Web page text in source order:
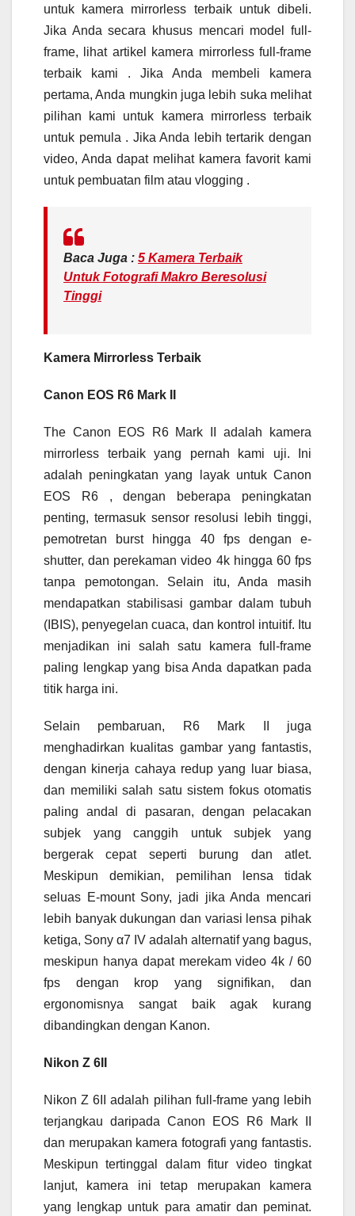
untuk kamera mirrorless terbaik untuk dibeli.
Jika Anda secara khusus mencari model full-
frame, lihat artikel kamera mirrorless full-frame
terbaik kami . Jika Anda membeli kamera
pertama, Anda mungkin juga lebih suka melihat
pilihan kami untuk kamera mirrorless terbaik
untuk pemula . Jika Anda lebih tertarik dengan
video, Anda dapat melihat kamera favorit kami
untuk pembuatan film atau vlogging .
Baca Juga : 5 Kamera Terbaik
Untuk Fotografi Makro Beresolusi
Tinggi
Kamera Mirrorless Terbaik
Canon EOS R6 Mark II
The Canon EOS R6 Mark II adalah kamera
mirrorless terbaik yang pernah kami uji. Ini
adalah peningkatan yang layak untuk Canon
EOS R6 , dengan beberapa peningkatan
penting, termasuk sensor resolusi lebih tinggi,
pemotretan burst hingga 40 fps dengan e-
shutter, dan perekaman video 4k hingga 60 fps
tanpa pemotongan. Selain itu, Anda masih
mendapatkan stabilisasi gambar dalam tubuh
(IBIS), penyegelan cuaca, dan kontrol intuitif. Itu
menjadikan ini salah satu kamera full-frame
paling lengkap yang bisa Anda dapatkan pada
titik harga ini.
Selain pembaruan, R6 Mark II juga
menghadirkan kualitas gambar yang fantastis,
dengan kinerja cahaya redup yang luar biasa,
dan memiliki salah satu sistem fokus otomatis
paling andal di pasaran, dengan pelacakan
subjek yang canggih untuk subjek yang
bergerak cepat seperti burung dan atlet.
Meskipun demikian, pemilihan lensa tidak
seluas E-mount Sony, jadi jika Anda mencari
lebih banyak dukungan dan variasi lensa pihak
ketiga, Sony α7 IV adalah alternatif yang bagus,
meskipun hanya dapat merekam video 4k / 60
fps dengan krop yang signifikan, dan
ergonomisnya sangat baik agak kurang
dibandingkan dengan Kanon.
Nikon Z 6II
Nikon Z 6II adalah pilihan full-frame yang lebih
terjangkau daripada Canon EOS R6 Mark II
dan merupakan kamera fotografi yang fantastis.
Meskipun tertinggal dalam fitur video tingkat
lanjut, kamera ini tetap merupakan kamera
yang lengkap untuk para amatir dan peminat.